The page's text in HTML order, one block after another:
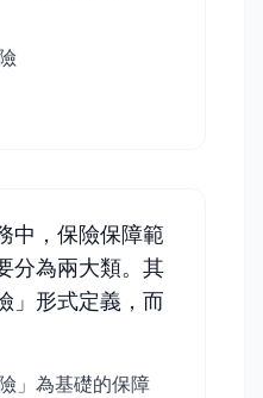
中，保險保障範
分為兩大類。其
」形式定義，而
」為基礎的保障